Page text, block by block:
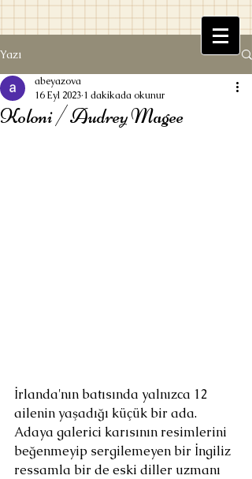
Beyaz Kitaplık
Yazı
Koloni / Audrey Magee
abeyazova
16 Eyl 2023 1 dakikada okunur
İrlanda'nın batısında yalnızca 12
ailenin yaşadığı küçük bir ada.
Adaya galerici karısının resimlerini
beğenmeyip sergilemeyen bir İngiliz
ressamla bir de eski diller uzmanı